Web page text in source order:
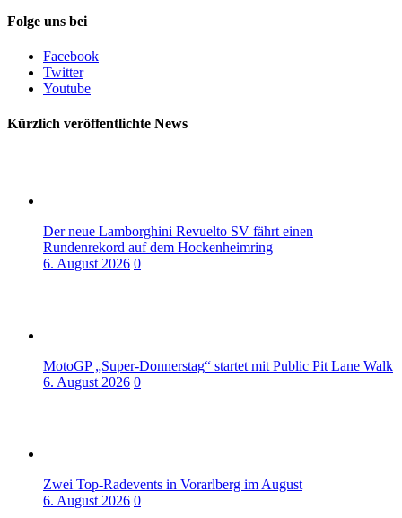
Folge uns bei
Facebook
Twitter
Youtube
Kürzlich veröffentlichte News
Der neue Lamborghini Revuelto SV fährt einen
Rundenrekord auf dem Hockenheimring
6. August 2026 0
MotoGP „Super-Donnerstag“ startet mit Public Pit Lane Walk
6. August 2026 0
Zwei Top-Radevents in Vorarlberg im August
6. August 2026 0